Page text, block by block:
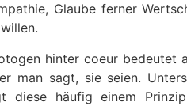
Glaube ferner
hinter coeur bedeutet
man sagt, sie seien.
diese häufig einem